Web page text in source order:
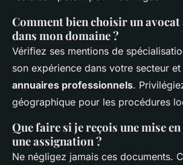
Comment bien choisir un avocat
dans mon domaine ?
Vérifiez ses mentions de
son expérience dans votre secteur
annuaires professionnels.
géographique pour les procédures
Que faire si je reçois une mise
une assignation ?
Ne négligez jamais ces documents.